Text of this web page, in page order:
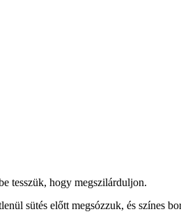
tesszük, hogy megszilárduljon.
sütés előtt megsózzuk, és színes